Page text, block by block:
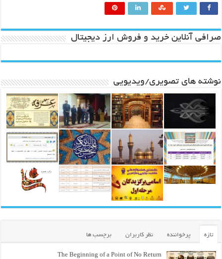
صرافی آنلاین خرید و فروش ارز دیجیتال
نوشته های تصویری/ویدیویی
تازه پرخواننده نظر کاربران برچسب ها
The Beginning of a Point of No Return